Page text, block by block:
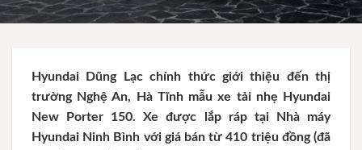
Hyundai Dũng Lạc chính thức giới thiệu đến thị
trường Nghệ An, Hà Tĩnh mẫu xe tải nhẹ Hyundai
New Porter 150. Xe được lắp ráp tại Nhà máy
Hyundai Ninh Bình với giá bán từ 410 triệu đồng (đã